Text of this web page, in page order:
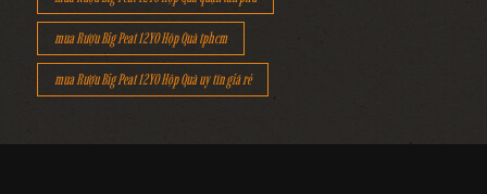
mua Rượu Big Peat 12YO Hộp Quà tphcm
mua Rượu Big Peat 12YO Hộp Quà uy tín giá rẻ